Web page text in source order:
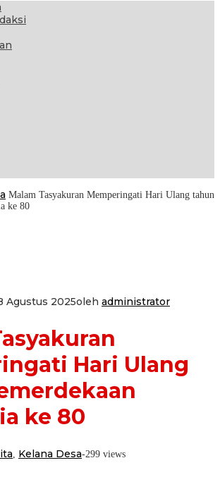
Malam Tasyakuran Memperingati Hari Ulang tahun
ke 80
Agustus 2025oleh administrator
Hari Ulang
ke 80
Kelana Desa-299 views